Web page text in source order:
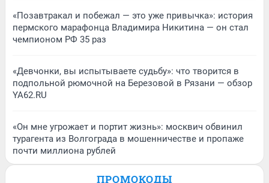
«Позавтракал и побежал — это уже привычка»: история
пермского марафонца Владимира Никитина — он стал
чемпионом РФ 35 раз
«Девчонки, вы испытываете судьбу»: что творится в
подпольной рюмочной на Березовой в Рязани — обзор
YA62.RU
«Он мне угрожает и портит жизнь»: москвич обвинил
турагента из Волгограда в мошенничестве и пропаже
почти миллиона рублей
ПРОМОКОДЫ